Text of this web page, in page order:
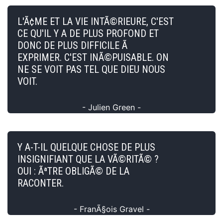
L'Ã¢ME ET LA VIE INTÃ©RIEURE, C'EST
CE QU'IL Y A DE PLUS PROFOND ET
DONC DE PLUS DIFFICILE Ã
EXPRIMER. C'EST INÃ©PUISABLE. ON
NE SE VOIT PAS TEL QUE DIEU NOUS
VOIT.
- Julien Green -
Y A-T-IL QUELQUE CHOSE DE PLUS
INSIGNIFIANT QUE LA VÃ©RITÃ© ?
OUI : ÃªTRE OBLIGÃ© DE LA
RACONTER.
- FranÃ§ois Gravel -